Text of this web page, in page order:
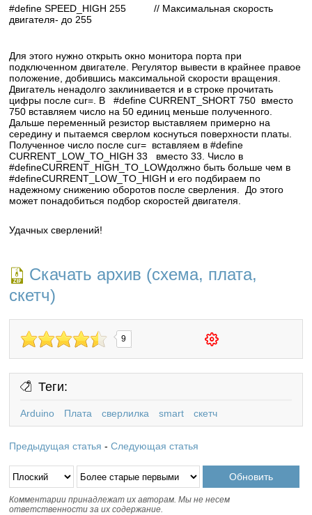
#define SPEED_HIGH 255 // Максимальная скорость
двигателя- до 255
Для этого нужно открыть окно монитора порта при
подключенном двигателе. Регулятор вывести в крайнее правое
положение, добившись максимальной скорости вращения.
Двигатель ненадолго заклинивается и в строке прочитать
цифры после cur=. В #define CURRENT_SHORT 750 вместо
750 вставляем число на 50 единиц меньше полученного.
Дальше переменный резистор выставляем примерно на
середину и пытаемся сверлом коснуться поверхности платы.
Полученное число после cur= вставляем в #define
CURRENT_LOW_TO_HIGH 33 вместо 33. Число в
#defineCURRENT_HIGH_TO_LOWдолжно быть больше чем в
#defineCURRENT_LOW_TO_HIGH и его подбираем по
надежному снижению оборотов после сверления. До этого
может понадобиться подбор скоростей двигателя.
Удачных сверлений!
Скачать архив (схема, плата,
скетч)
9
Теги:
Arduino Плата сверлилка smart скетч
Предыдущая статья -Следующая статья
Комментарии принадлежат их авторам. Мы не несем
ответственности за их содержание.